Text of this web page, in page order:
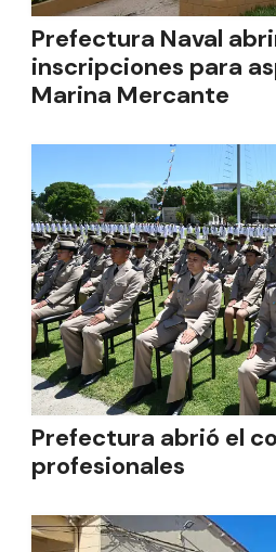
Prefectura Naval
inscripciones para
Marina Mercante
Prefectura abrió el
profesionales